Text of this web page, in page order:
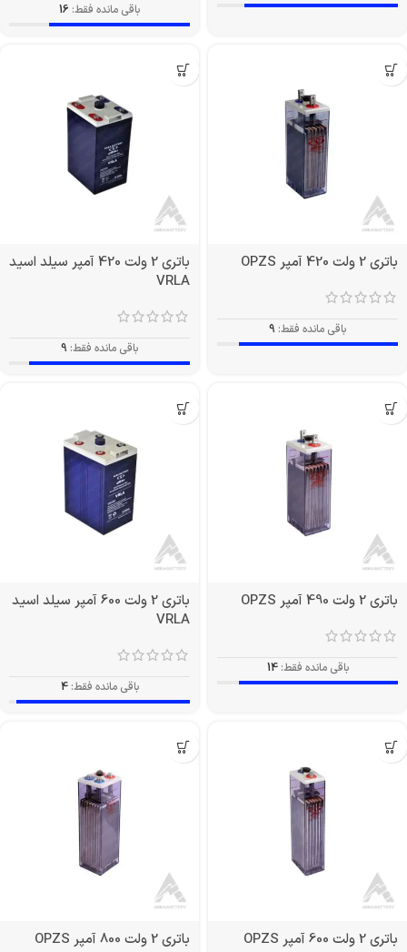
باقی مانده فقط: 16
باتری 2 ولت 420 آمپر OPZS
باقی مانده فقط: 9
باتری 2 ولت 420 آمپر سیلد اسید
VRLA
باقی مانده فقط: 9
باتری 2 ولت 490 آمپر OPZS
باقی مانده فقط: 14
باتری 2 ولت 600 آمپر سیلد اسید
VRLA
باقی مانده فقط: 4
باتری 2 ولت 600 آمپر OPZS باتری 2 ولت 800 آمپر OPZS